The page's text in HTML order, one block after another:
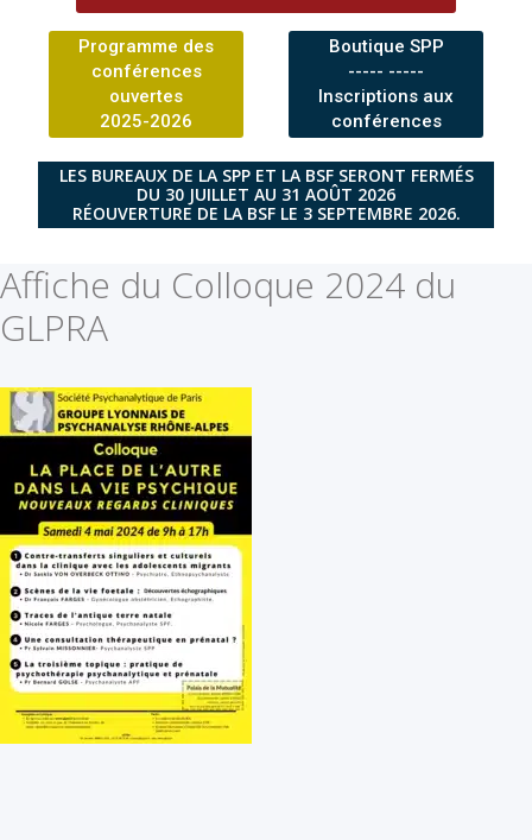
Programme des
conférences
ouvertes
2025-2026
Boutique SPP
----- -----
Inscriptions aux
conférences
LES BUREAUX DE LA SPP ET LA BSF SERONT FERMÉS
DU 30 JUILLET AU 31 AOÛT 2026
RÉOUVERTURE DE LA BSF LE 3 SEPTEMBRE 2026.
Affiche du Colloque 2024 du
GLPRA